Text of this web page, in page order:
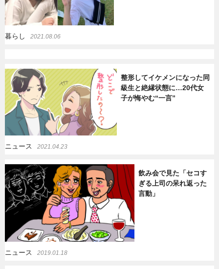
暮らし 2021.08.06
整形してイケメンになった同
級生と絶縁状態に…20代女
子が悔やむ“一言”
ニュース 2021.04.23
飲み会で見た「セコす
ぎる上司の呆れ返った
言動」
ニュース 2019.01.18